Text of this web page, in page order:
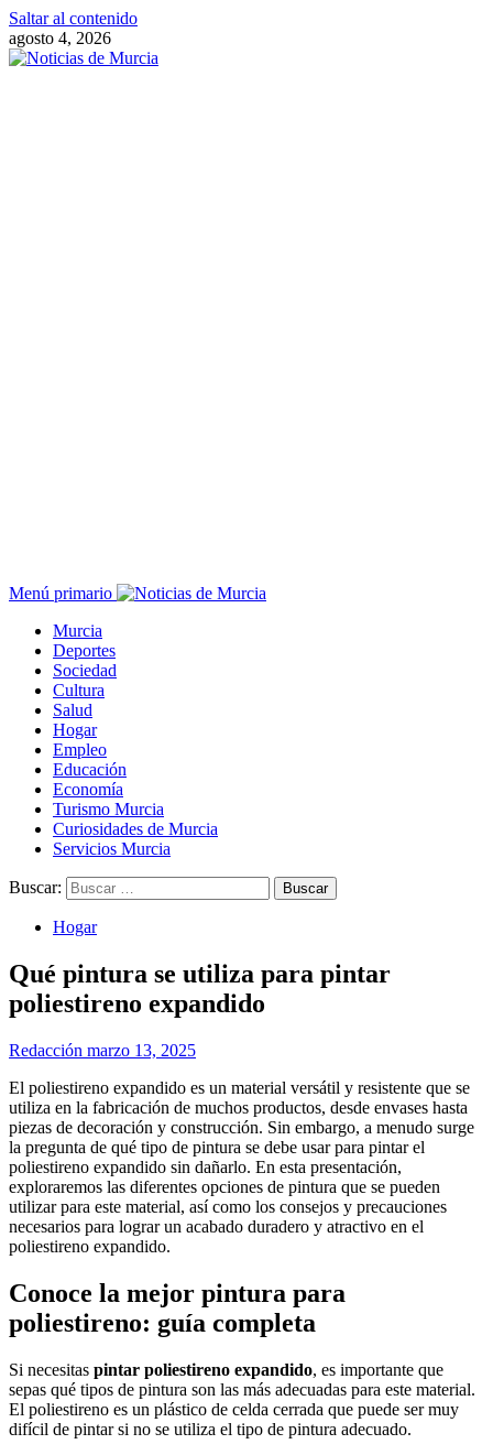
Saltar al contenido
agosto 4, 2026
Menú primario
Murcia
Deportes
Sociedad
Cultura
Salud
Hogar
Empleo
Educación
Economía
Turismo Murcia
Curiosidades de Murcia
Servicios Murcia
Buscar:
Hogar
Qué pintura se utiliza para pintar
poliestireno expandido
Redacción marzo 13, 2025
El poliestireno expandido es un material versátil y resistente que se
utiliza en la fabricación de muchos productos, desde envases hasta
piezas de decoración y construcción. Sin embargo, a menudo surge
la pregunta de qué tipo de pintura se debe usar para pintar el
poliestireno expandido sin dañarlo. En esta presentación,
exploraremos las diferentes opciones de pintura que se pueden
utilizar para este material, así como los consejos y precauciones
necesarios para lograr un acabado duradero y atractivo en el
poliestireno expandido.
Conoce la mejor pintura para
poliestireno: guía completa
Si necesitas pintar poliestireno expandido, es importante que
sepas qué tipos de pintura son las más adecuadas para este material.
El poliestireno es un plástico de celda cerrada que puede ser muy
difícil de pintar si no se utiliza el tipo de pintura adecuado.